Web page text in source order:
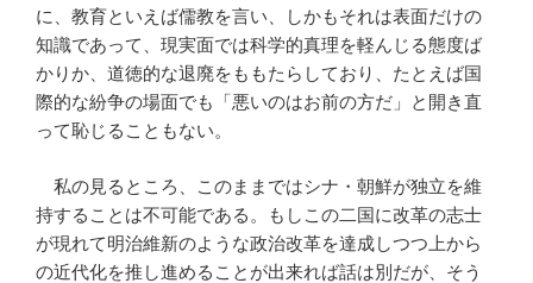
に、教育といえば儒教を言い、しかもそれは表面だけの
知識であって、現実面では科学的真理を軽んじる態度ば
かりか、道徳的な退廃をももたらしており、たとえば国
際的な紛争の場面でも「悪いのはお前の方だ」と開き直
って恥じることもない。
私の見るところ、このままではシナ・朝鮮が独立を維
持することは不可能である。もしこの二国に改革の志士
が現れて明治維新のような政治改革を達成しつつ上から
の近代化を推し進めることが出来れば話は別だが、そう